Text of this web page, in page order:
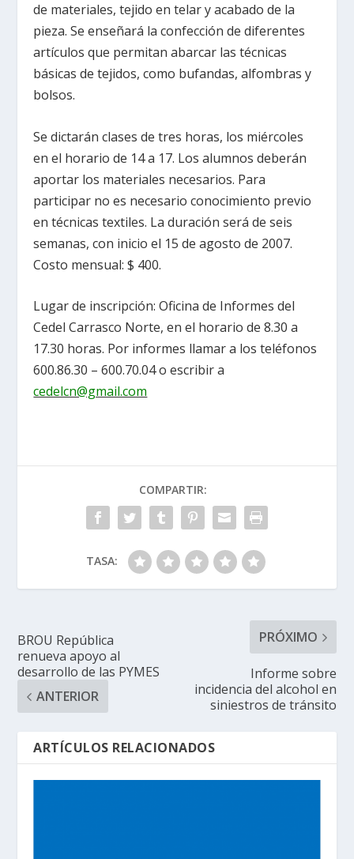
de materiales, tejido en telar y acabado de la
pieza. Se enseñará la confección de diferentes
artículos que permitan abarcar las técnicas
básicas de tejidos, como bufandas, alfombras y
bolsos.
Se dictarán clases de tres horas, los miércoles
en el horario de 14 a 17. Los alumnos deberán
aportar los materiales necesarios. Para
participar no es necesario conocimiento previo
en técnicas textiles. La duración será de seis
semanas, con inicio el 15 de agosto de 2007.
Costo mensual: $ 400.
Lugar de inscripción: Oficina de Informes del
Cedel Carrasco Norte, en el horario de8.30 a
17.30 horas. Por informes llamar a los teléfonos
600.86.30 – 600.70.04 o escribir a
cedelcn@gmail.com
COMPARTIR:
TASA:
BROU República
renueva apoyo al
desarrollo de las PYMES
ANTERIOR
PRÓXIMO
Informe sobre
incidencia del alcohol en
siniestros de tránsito
ARTÍCULOS RELACIONADOS